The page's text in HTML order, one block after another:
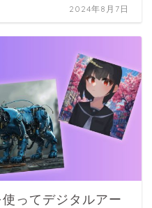
2024年8月7日
ってデジタルアー